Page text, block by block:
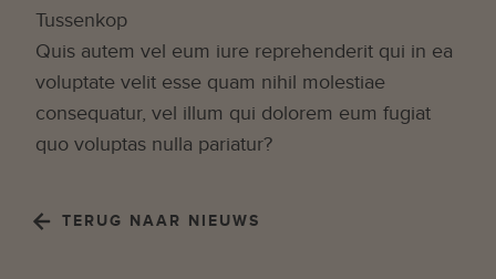
Tussenkop
Quis autem vel eum iure reprehenderit qui in ea
voluptate velit esse quam nihil molestiae
consequatur, vel illum qui dolorem eum fugiat
quo voluptas nulla pariatur?
TERUG NAAR NIEUWS